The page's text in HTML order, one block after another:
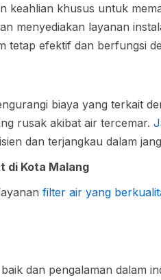
keahlian khusus untuk
menyediakan layanan
tetap efektif dan berfungsi
biaya yang terkait
rusak akibat air tercemar.
dan terjangkau dalam
di Kota Malang
filter air yang
dan pengalaman dalam